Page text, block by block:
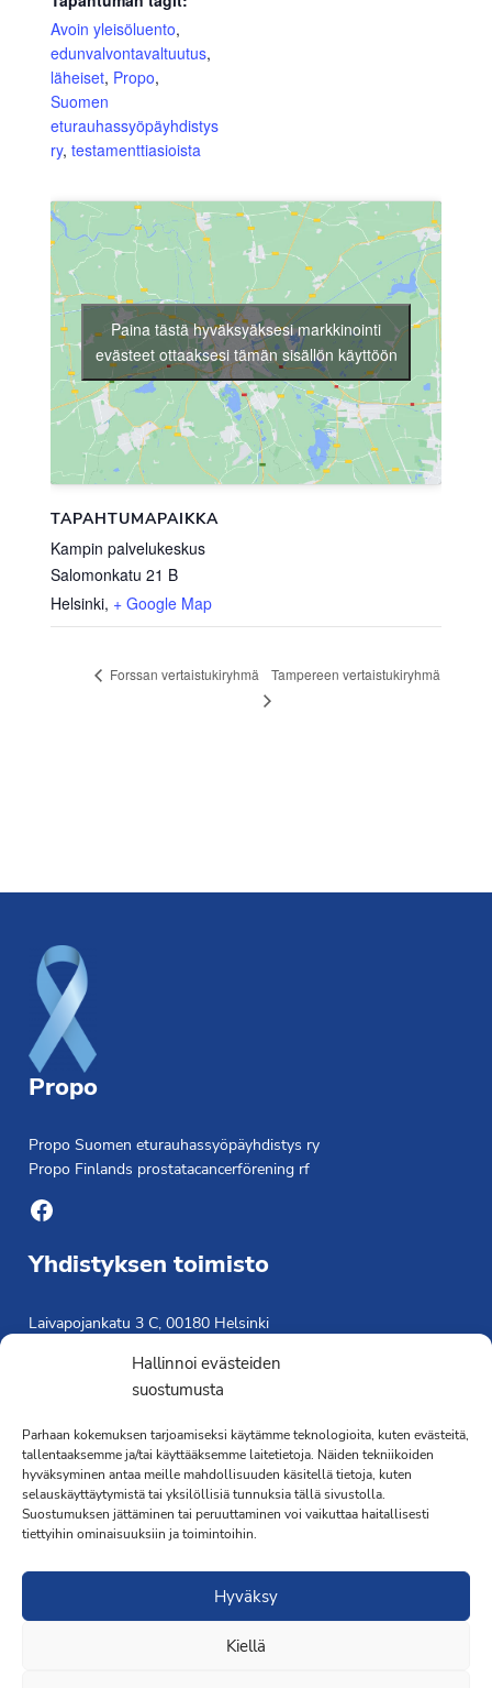
Hallinnoi evästeiden
suostumusta
Parhaan kokemuksen tarjoamiseksi käytämme teknologioita, kuten evästeitä,
tallentaaksemme ja/tai käyttääksemme laitetietoja. Näiden tekniikoiden
hyväksyminen antaa meille mahdollisuuden käsitellä tietoja, kuten
selauskäyttäytymistä tai yksilöllisiä tunnuksia tällä sivustolla.
Suostumuksen jättäminen tai peruuttaminen voi vaikuttaa haitallisesti
tiettyihin ominaisuuksiin ja toimintoihin.
Hyväksy
Kiellä
Avoin yleisöluento,
edunvalvontavaltuutus,
läheiset, Propo,
Suomen
eturauhassyöpäyhdistys
ry, testamenttiasioista
TAPAHTUMAPAIKKA
Kampin palvelukeskus
Salomonkatu 21 B
Helsinki, + Google Map
Paina tästä hyväksyäksesi markkinointi
evästeet ottaaksesi tämän sisällön käyttöön
Forssan vertaistukiryhmä Tampereen vertaistukiryhmä
Propo
Propo Suomen eturauhassyöpäyhdistys ry
Propo Finlands prostatacancerförening rf
Facebook
Yhdistyksen toimisto
Laivapojankatu 3 C, 00180 Helsinki
Saavutettavuusseloste »
Toiminnanjohtaja
Kimmo Järvinen
Terveydenhoitaja
041 501 4176
·Toteutus ja ylläpitoMMD Networks